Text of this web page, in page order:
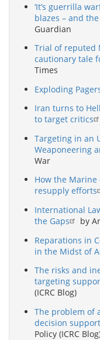
‘It’s guerrilla
blazes – and
Guardian
Trial of reputed
cautionary tale
Times
Exploding
Iran turns to
to target critics
Targeting in an
Weaponeering
War
How the Marine
resupply efforts
International
the Gaps
by
Reparations in
in the Midst of
The risks and
targeting
(ICRC Blog)
The problem of
decision
Policy (ICRC